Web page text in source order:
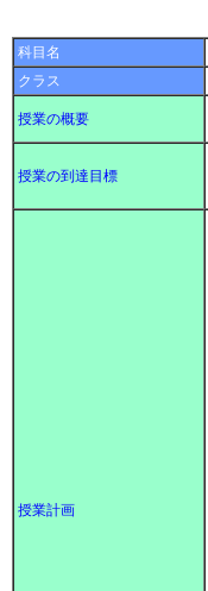
科目名
クラス
授業の概要
授業の到達目標
授業計画